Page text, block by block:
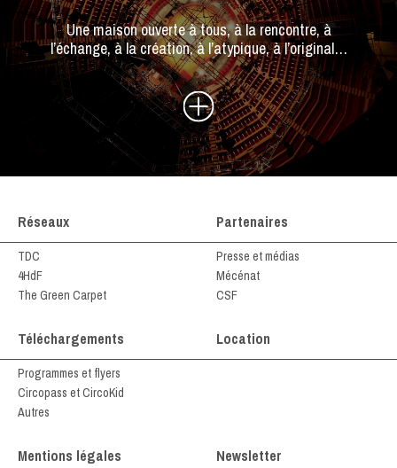
Une maison ouverte à tous, à la rencontre, à
l’échange, à la création, à l’atypique, à l’original…
Réseaux
TDC
4HdF
The Green Carpet
Partenaires
Presse et médias
Mécénat
CSF
Téléchargements
Programmes et flyers
Circopass et CircoKid
Autres
Location
Mentions légales Newsletter